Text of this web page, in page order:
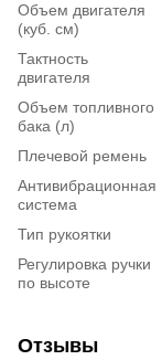
Объем двигателя
(куб. см)
Тактность
двигателя
Объем топливного
бака (л)
Плечевой ремень
Антивибрационная
система
Тип рукоятки
Регулировка ручки
по высоте
Отзывы